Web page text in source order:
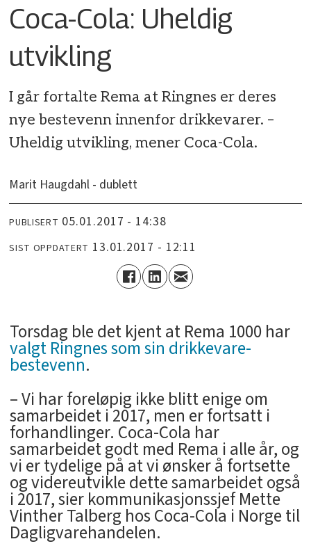
Coca-Cola: Uheldig
utvikling
I går fortalte Rema at Ringnes er deres
nye bestevenn innenfor drikkevarer. –
Uheldig utvikling, mener Coca-Cola.
Marit Haugdahl - dublett
PUBLISERT 05.01.2017 - 14:38
SIST OPPDATERT 13.01.2017 - 12:11
Torsdag ble det kjent at Rema 1000 har
valgt Ringnes som sin drikkevare-
bestevenn.
– Vi har foreløpig ikke blitt enige om
samarbeidet i 2017, men er fortsatt i
forhandlinger. Coca-Cola har
samarbeidet godt med Rema i alle år, og
vi er tydelige på at vi ønsker å fortsette
og videreutvikle dette samarbeidet også
i 2017, sier kommunikasjonssjef Mette
Vinther Talberg hos Coca-Cola i Norge til
Dagligvarehandelen.